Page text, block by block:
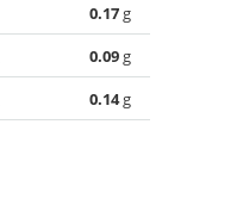
0.17g
0.09g
0.14g